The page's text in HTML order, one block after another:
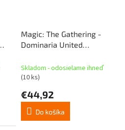
Magic: The Gathering -
Dominaria United
Skladom - odosielame ihneď
(10 ks)
€44,92
Do košíka